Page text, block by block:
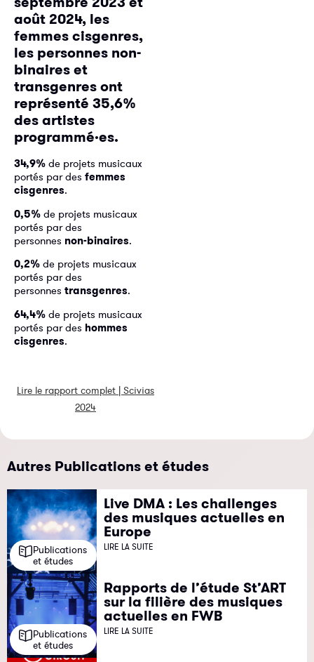
août 2024, les
femmes cisgenres,
les personnes non-
binaires et
transgenres ont
représenté 35,6%
des artistes
programmé·es.
34,9% de projets musicaux
portés par des femmes
cisgenres.
0,5% de projets musicaux
portés par des
personnes non-binaires.
0,2% de projets musicaux
portés par des
personnes transgenres.
64,4% de projets musicaux
portés par des hommes
cisgenres.
Lire le rapport complet | Scivias
2024
Autres Publications et études
Publications
et études
Live DMA : Les challenges
des musiques actuelles en
Europe
LIRE LA SUITE
Publications
et études
Rapports de l’étude St’ART
sur la filière des musiques
actuelles en FWB
LIRE LA SUITE